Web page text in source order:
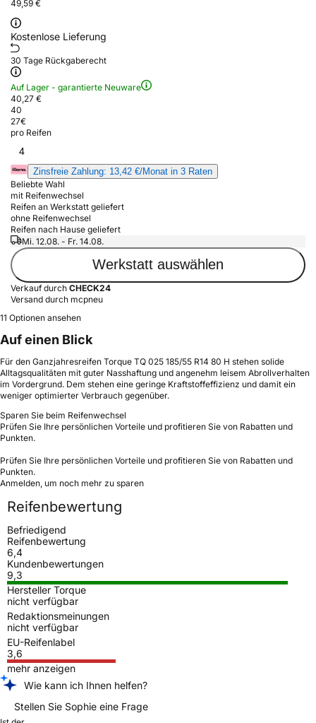
49,59 €
Kostenlose Lieferung
30 Tage Rückgaberecht
Auf Lager - garantierte Neuware
40,27 €
40
27€
pro Reifen
4
Zinsfreie Zahlung: 13,42 €/Monat in 3 Raten
Beliebte Wahl
mit Reifenwechsel
Reifen an Werkstatt geliefert
ohne Reifenwechsel
Reifen nach Hause geliefert
Mi. 12.08. - Fr. 14.08.
Werkstatt auswählen
Verkauf durch CHECK24
Versand durch mcpneu
11 Optionen ansehen
Auf einen Blick
Für den Ganzjahresreifen Torque TQ 025 185/55 R14 80 H stehen solide
Alltagsqualitäten mit guter Nasshaftung und angenehm leisem Abrollverhalten
im Vordergrund. Dem stehen eine geringe Kraftstoffeffizienz und damit ein
weniger optimierter Verbrauch gegenüber.
Sparen Sie beim Reifenwechsel
Prüfen Sie Ihre persönlichen Vorteile und profitieren Sie von Rabatten und
Punkten.
Prüfen Sie Ihre persönlichen Vorteile und profitieren Sie von Rabatten und
Punkten.
Anmelden, um noch mehr zu sparen
Reifenbewertung
Befriedigend
Reifenbewertung
6,4
Kundenbewertungen
9,3
Hersteller Torque
nicht verfügbar
Redaktionsmeinungen
nicht verfügbar
EU-Reifenlabel
3,6
mehr anzeigen
Wie kann ich Ihnen helfen?
Stellen Sie Sophie eine Frage